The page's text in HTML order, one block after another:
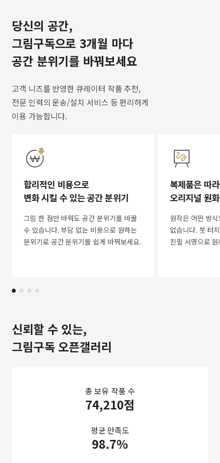
당신의 공간,
그림구독으로 3개월 마다
공간 분위기를 바꿔보세요
고객 니즈를 반영한 큐레이터 작품 추천,
전문 인력의 운송/설치 서비스 등 편리하게
이용 가능합니다.
합리적인 비용으로
변화 시킬 수 있는 공간 분위기
그림 한 점만 바꿔도 공간 분위기를 바꿀
수 있습니다. 부담 없는 비용으로 원하는
분위기로 공간 분위기를 쉽게 바꿔보세요.
복제품은 따
오리지널 원
원작은 어떤 방
없습니다. 붓 터
친필 서명으로
신뢰할 수 있는,
그림구독 오픈갤러리
총 보유 작품 수
74,210점
평균 만족도
98.7%